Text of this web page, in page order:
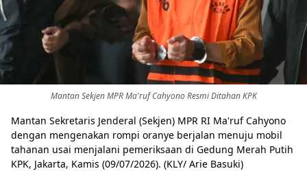
Mantan Sekjen MPR Ma'ruf Cahyono Resmi Ditahan KPK
Mantan Sekretaris Jenderal (Sekjen) MPR RI Ma'ruf Cahyono
dengan mengenakan rompi oranye berjalan menuju mobil
tahanan usai menjalani pemeriksaan di Gedung Merah Putih
KPK, Jakarta, Kamis (09/07/2026). (KLY/ Arie Basuki)